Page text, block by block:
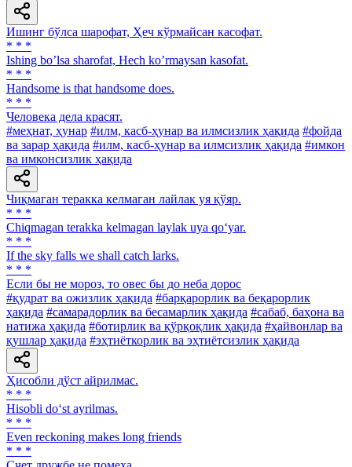
Ишинг бўлса шарофат, Ҳеч кўрмайсан касофат.
* * *
Ishing boʼlsa sharofat, Hech koʼrmaysan kasofat.
* * *
Handsome is that handsome does.
* * *
Человека дела красят.
#меҳнат, ҳунар #илм, касб-ҳунар ва илмсизлик ҳақида #фойда
ва зарар ҳақида #илм, касб-ҳунар ва илмсизлик ҳақида #имкон
ва имконсизлик ҳақида
Чиқмаган теракка келмаган лайлак уя қўяр.
* * *
Chiqmagan terakka kelmagan laylak uya qo‘yar.
* * *
If the sky falls we shall catch larks.
* * *
Если бы не мороз, то овес бы до неба дорос
#қудрат ва ожизлик ҳақида #барқарорлик ва беқарорлик
ҳақида #самарадорлик ва бесамарлик ҳақида #сабаб, баҳона ва
натижа ҳақида #ботирлик ва қўрқоқлик ҳақида #ҳайвонлар ва
қушлар ҳақида #эҳтиёткорлик ва эҳтиётсизлик ҳақида
Ҳисобли дўст айрилмас.
* * *
Hisobli do‘st ayrilmas.
* * *
Even reckoning makes long friends
* * *